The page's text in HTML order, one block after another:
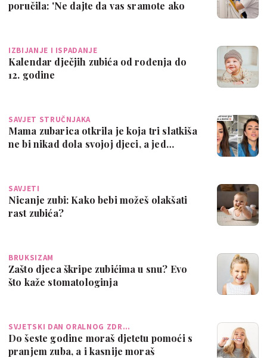
poručila: 'Ne dajte da vas sramote ako
IZBIJANJE I ISPADANJE
Kalendar dječjih zubića od rođenja do
12. godine
SAVJET STRUČNJAKA
Mama zubarica otkrila je koja tri slatkiša
ne bi nikad dola svojoj djeci, a jed…
SAVJETI
Nicanje zubi: Kako bebi možeš olakšati
rast zubića?
BRUKSIZAM
Zašto djeca škripe zubićima u snu? Evo
što kaže stomatologinja
SVJETSKI DAN ORALNOG ZDR…
Do šeste godine moraš djetetu pomoći s
pranjem zuba, a i kasnije moraš